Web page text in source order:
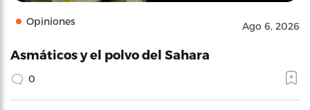
Opiniones Ago 6, 2026
Asmáticos y el polvo del Sahara
0